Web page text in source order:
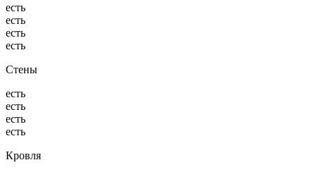
есть
есть
есть
есть
Стены
есть
есть
есть
есть
Кровля